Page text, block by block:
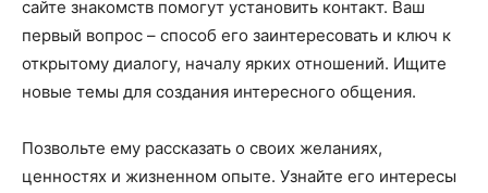
сайте знакомств помогут установить контакт. Ваш
первый вопрос – способ его заинтересовать и ключ к
открытому диалогу, началу ярких отношений. Ищите
новые темы для создания интересного общения.
Позвольте ему рассказать о своих желаниях,
ценностях и жизненном опыте. Узнайте его интересы